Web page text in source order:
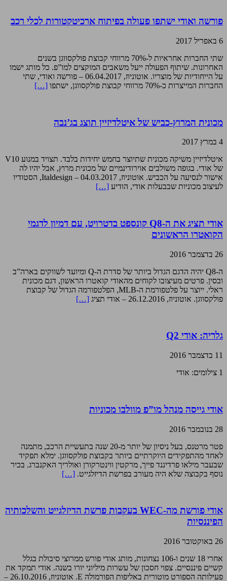
פורשה ואודי ישתפו פעולה בפיתוח ארכיטקטורות לכלי רכב
6 באפריל 2017
שתי החברות אחראיות ל-70% מרווחי קבוצת פולקסווגן בשנים
האחרונות. שיתוף הפעולה ייעל משאבים המוקצים למו”פ. כל מותג ישמו
על הייחודיות של מוצריו. אוטוניוז, 06.04.2017 – פורשה ואודי, שתי
החברות המייצרות כ-70% מרווחי קבוצת פולקסווגן, ישתפו
[…]
מכונית המרוץ-כביש של איטלדיזיין תוצג בג’נבה
4 במרץ 2017
איטלדיזיין משיקה מכונית שתיוצר בחמש יחידות בלבד. תצויד במנוע V10
של אודי. בגופה משולבים אוירודינמיים של מכונית מרוץ, אבל יהיו לה
אישור לנסיעה על הכביש. אוטוניוז, 04.03.2017 – Italdesign, הסטודיו
לעיצוב מכוניות שבבעלות אודי, הודיע […]
אודי תציג את ה-Q8 קונספט בדטרויט, עם דמיון לדגמי
הקואטרו הראשונים
26 בדצמבר 2016
ה-Q8 יהיה הדגם הגדול ביותר של סדרת ה-Q ומיועד לשווקים בארה”ב
ובסין. פרטים מעיצובו לקוחים מהאודי קואטרו הראשון, דגם מכונית
ראלי. ייוצר על פלטפורמת ה-MLB, הפלטפורמה הגדול של קבוצת
פולקסווגן. אוטוניוז, 26.12.2016 – אודי תציג
[…]
גלריה: אודי Q2
11 בדצמבר 2016
1 צילומים: אודי
אודי גייסה מנהל מו”פ מוולבו מכוניות
28 בנובמבר 2016
פטר מרטנס, בעל ניסיון של יותר מ-20 שנה בתעשיית הרכב, מתמנה
לאחד מהתפקידים היוקרתיים ביותר בקבוצת פולקסווגן. ימלא תפקיד
שבעבר מילאו פרדיננד פייך, מרקטין ווינטרקורן ואולריך האקנברג. בכיר
נוסף בקבוצה שלא היה מעורב בפרשת הדיזלגייט. […]
אודי פורשת מה-WEC בעקבות פרשת הדיזלגייט והשלכותיה
הפיננסיות
26 באוקטובר 2016
אחרי 18 שנים ו-106 נצחונות, מותג אודי פורש ממרוצי סיבולת בגלל
קשיים פיננסיים. צפוי חסכון של עשרות מיליוני יורו בשנה. אודי תמקד את
פעילותה הספורט מוטורית באליפות הפורמולה E. אוטוניוז, 26.10.2016 –